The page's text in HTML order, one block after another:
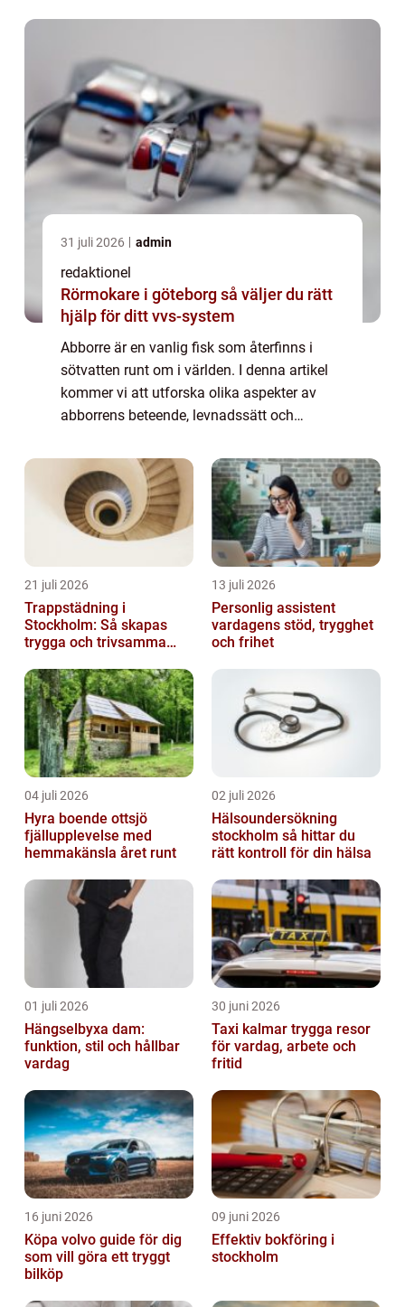
31 juli 2026 admin
redaktionel
Rörmokare i göteborg så väljer du rätt
hjälp för ditt vvs-system
Abborre är en vanlig fisk som återfinns i
sötvatten runt om i världen. I denna artikel
kommer vi att utforska olika aspekter av
abborrens beteende, levnadssätt och
att diskutera de historiska och nuvarande f...
21 juli 2026
Trappstädning i
Stockholm: Så skapas
trygga och trivsamma
13 juli 2026
Personlig assistent
vardagens stöd, trygghet
och frihet
04 juli 2026
Hyra boende ottsjö
fjällupplevelse med
hemmakänsla året runt
02 juli 2026
Hälsoundersökning
stockholm så hittar du
rätt kontroll för din hälsa
01 juli 2026
Hängselbyxa dam:
funktion, stil och hållbar
vardag
30 juni 2026
Taxi kalmar trygga resor
för vardag, arbete och
fritid
16 juni 2026
Köpa volvo guide för dig
som vill göra ett tryggt
bilköp
09 juni 2026
Effektiv bokföring i
stockholm